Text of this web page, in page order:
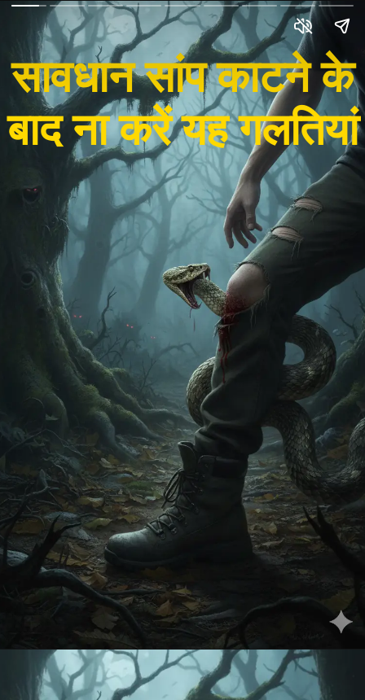
सावधान सांप काटने के
बाद ना करें यह गलतियां